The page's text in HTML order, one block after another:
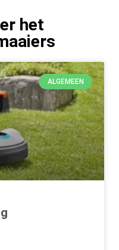
het
ALGEMEEN